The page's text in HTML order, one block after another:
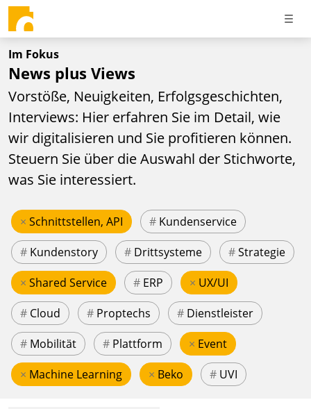
Im Fokus
News plus Views
Vorstöße, Neuigkeiten, Erfolgsgeschichten,
Interviews: Hier erfahren Sie im Detail, wie
wir digitalisieren und Sie profitieren können.
Steuern Sie über die Auswahl der Stichworte,
was Sie interessiert.
× Schnittstellen, API # Kundenservice
# Kundenstory # Drittsysteme #Strategie
× Shared Service # ERP × UX/UI
# Cloud # Proptechs # Dienstleister
# Mobilität # Plattform × Event
× Machine Learning × Beko # UVI